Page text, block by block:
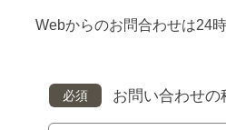
Webからのお問合わせは24
必須 お問い合わせの